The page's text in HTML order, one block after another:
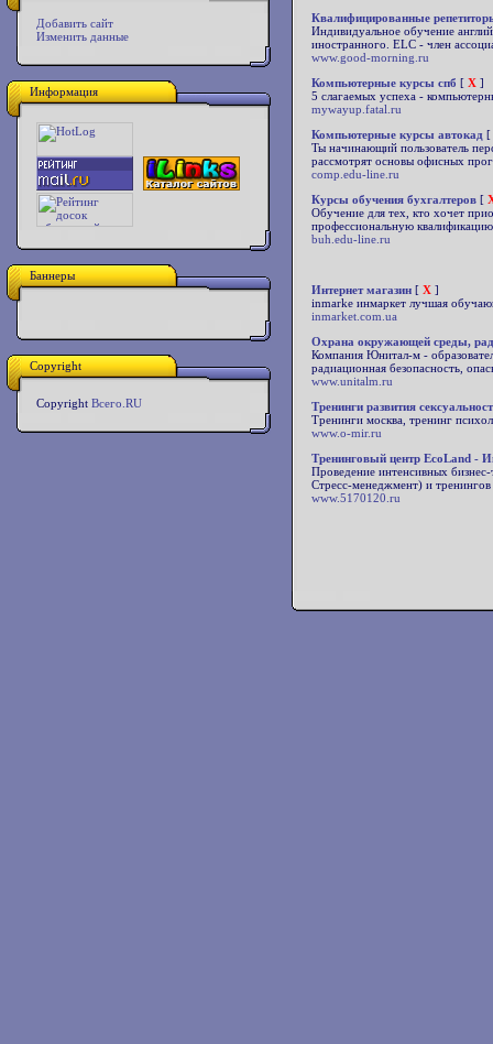
Добавить сайт
Изменить данные
Информация
Баннеры
Copyright
Copyright Всего.RU
Квалифицированные
Индивидуальное обучение
иностранного. ELC - член
www.good-morning.ru
Компьютерные курсы спб [ X ]
5 слагаемых успеха -
mywayup.fatal.ru
Компьютерные курсы автокад [
Ты начинающий пользователь
рассмотрят основы офисных
comp.edu-line.ru
Курсы обучения бухгалтеров [
Обучение для тех, кто хочет
профессиональную
buh.edu-line.ru
Интернет магазин [ X ]
inmarke инмаркет лучшая
inmarket.com.ua
Охрана окружающей среды,
Компания Юнитал-м -
радиационная безопасность,
www.unitalm.ru
Тренинги развития
Тренинги москва, тренинг
www.o-mir.ru
Тренинговый центр EcoLand -
Проведение интенсивных
Стресс-менеджмент) и
www.5170120.ru